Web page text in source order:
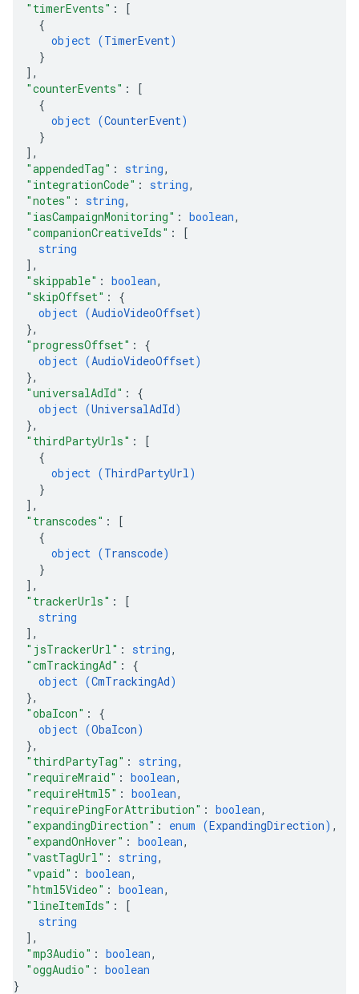
"timerEvents" :
[
{
object (TimerEvent)
}
] ,
"counterEvents" :
[
{
object (CounterEvent)
}
] ,
"appendedTag" : string,
"integrationCode" : string,
"notes" : string,
"iasCampaignMonitoring" : boolean,
"companionCreativeIds" :
[
string
] ,
"skippable" : boolean,
"skipOffset" : {
object (AudioVideoOffset)
},
"progressOffset" : {
object (AudioVideoOffset)
},
"universalAdId" : {
object (UniversalAdId)
},
"thirdPartyUrls" :
[
{
object (ThirdPartyUrl)
}
] ,
"transcodes" :
[
{
object (Transcode)
}
] ,
"trackerUrls" :
[
string
] ,
"jsTrackerUrl" : string,
"cmTrackingAd" : {
object (CmTrackingAd)
},
"obaIcon" : {
object (ObaIcon)
},
"thirdPartyTag" : string,
"requireMraid" : boolean,
"requireHtml5" : boolean,
"requirePingForAttribution" : boolean,
"expandingDirection" : enum (ExpandingDirection) ,
"expandOnHover" : boolean,
"vastTagUrl" : string,
"vpaid" : boolean,
"html5Video" : boolean,
"lineItemIds" :
[
string
] ,
"mp3Audio" : boolean,
"oggAudio" : boolean
}